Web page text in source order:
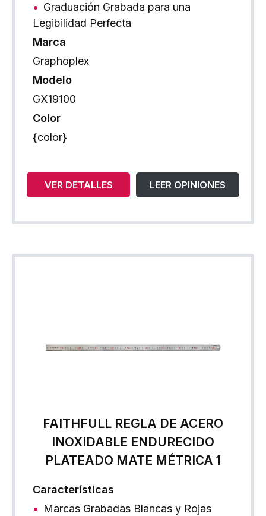
Graduación Grabada para una
Legibilidad Perfecta
Marca
Graphoplex
Modelo
GX19100
Color
{color}
VER DETALLES LEER OPINIONES
FAITHFULL REGLA DE ACERO
INOXIDABLE ENDURECIDO
PLATEADO MATE MÉTRICA 1
Características
Marcas Grabadas Blancas y Rojas